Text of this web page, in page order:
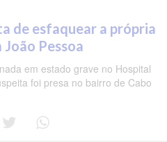
de esfaquear a própria
Pessoa
em estado grave no Hospital
foi presa no bairro de Cabo